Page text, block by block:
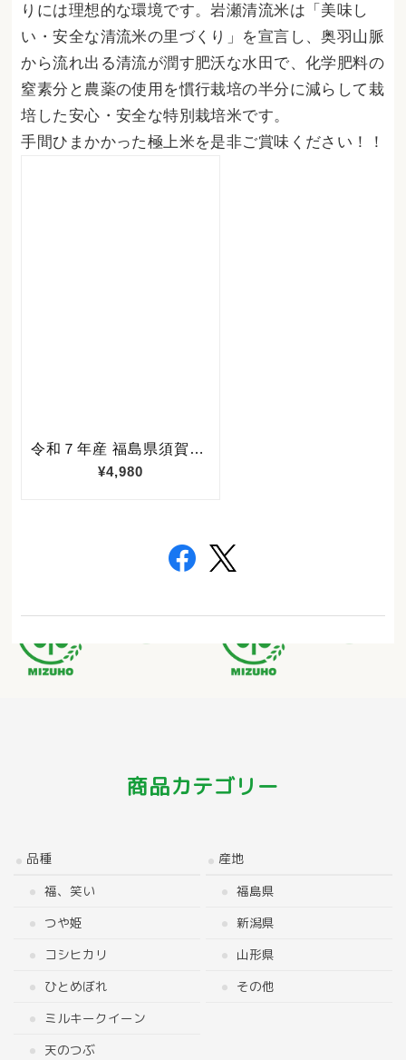
りには理想的な環境です。岩瀬清流米は「美味し
い・安全な清流米の里づくり」を宣言し、奥羽山脈
から流れ出る清流が潤す肥沃な水田で、化学肥料の
窒素分と農薬の使用を慣行栽培の半分に減らして栽
培した安心・安全な特別栽培米です。
手間ひまかかった極上米を是非ご賞味ください！！
商品カテゴリー
品種
福、笑い
つや姫
コシヒカリ
ひとめぼれ
ミルキークイーン
天のつぶ
産地
福島県
新潟県
山形県
その他